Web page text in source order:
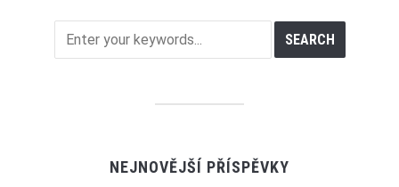
NEJNOVĚJŠÍ PŘÍSPĚVKY